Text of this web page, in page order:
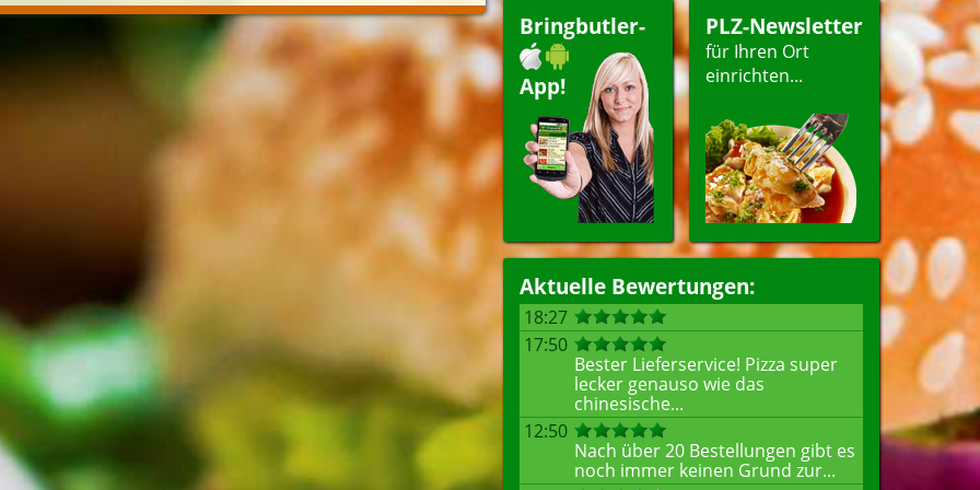
Bringbutler-
App!
PLZ-Newsletter
für Ihren Ort
einrichten...
Aktuelle Bewertungen:
18:27
17:50
Bester Lieferservice! Pizza super
lecker genauso wie das
chinesische...
12:50
Nach über 20 Bestellungen gibt es
noch immer keinen Grund zur...